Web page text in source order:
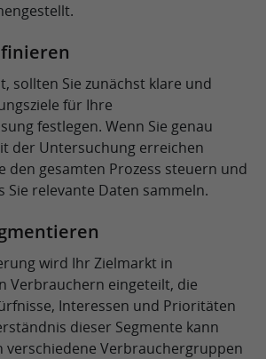
sollten Sie zunächst klare und
für Ihre
festlegen. Wenn Sie genau
der Untersuchung erreichen
den gesamten Prozess steuern und
Sie relevante Daten sammeln.
wird Ihr Zielmarkt in
Verbrauchern eingeteilt, die
Interessen und Prioritäten
dieser Segmente kann
verschiedene Verbrauchergruppen